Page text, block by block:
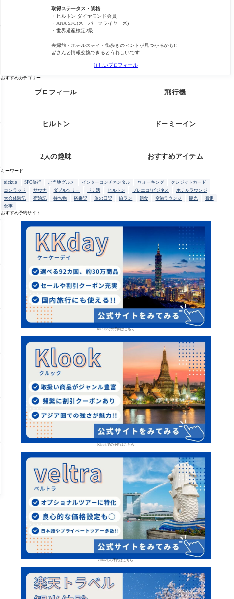
取得ステータス・資格
・ヒルトン ダイヤモンド会員
・ANA SFC(スーパーフライヤーズ)
・世界遺産検定2級
夫婦旅・ホテルステイ・街歩きのヒントが見つかるかも!!
皆さんと情報交換できるとうれしいです
詳しいプロフィール
おすすめカテゴリー
プロフィール 飛行機
ヒルトン ドーミーイン
2人の趣味 おすすめアイテム
キーワード
pickup SFC修行 ご当地グルメ インターコンチネンタル ウォーキング
クレジットカード
コンラッド
サウナ ダブルツリー ドミ活 ヒルトン プレエコ/ビジネス
ホテルラウンジ
大会体験記
宿泊記 持ち物 搭乗記 旅の日記 旅ラン 朝食 空港ラウンジ 観光
費用
食事
おすすめ予約サイト
KKdayでの予約はこちら
Klookでの予約はこちら
veltraでの予約はこちら